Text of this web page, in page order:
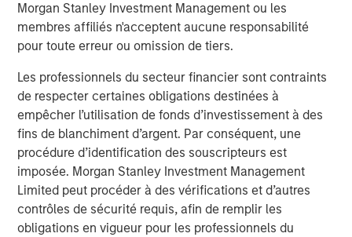
Morgan Stanley Investment Management ou les
membres affiliés n'acceptent aucune responsabilité
pour toute erreur ou omission de tiers.
Les professionnels du secteur financier sont contraints
de respecter certaines obligations destinées à
empêcher l’utilisation de fonds d’investissement à des
fins de blanchiment d’argent. Par conséquent, une
procédure d’identification des souscripteurs est
imposée. Morgan Stanley Investment Management
Limited peut procéder à des vérifications et d’autres
contrôles de sécurité requis, afin de remplir les
obligations en vigueur pour les professionnels du